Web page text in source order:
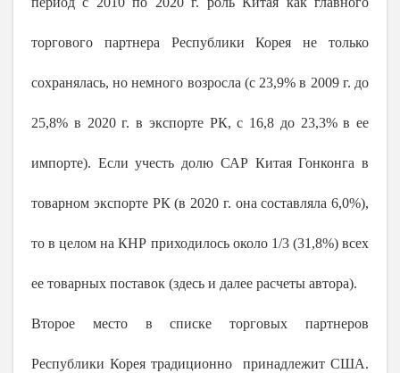
торгового партнера Республики Корея не только
сохранялась, но немного возросла (с 23,9% в 2009 г. до
25,8% в 2020 г. в экспорте РК, с 16,8 до 23,3% в ее
импорте). Если учесть долю САР Китая Гонконга в
товарном экспорте РК (в 2020 г. она составляла 6,0%),
то в целом на КНР приходилось около 1/3 (31,8%) всех
ее товарных поставок (здесь и далее расчеты автора).
Второе место в списке торговых партнеров
Республики Корея традиционно принадлежит США.